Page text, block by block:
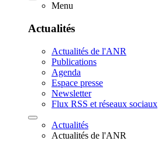
Menu
Actualités
Actualités de l'ANR
Publications
Agenda
Espace presse
Newsletter
Flux RSS et réseaux sociaux
Actualités
Actualités de l'ANR